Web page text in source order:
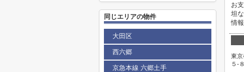
お
坦
情
東
５-８
同じエリアの物件
大田区
西六郷
京急本線 六郷土手